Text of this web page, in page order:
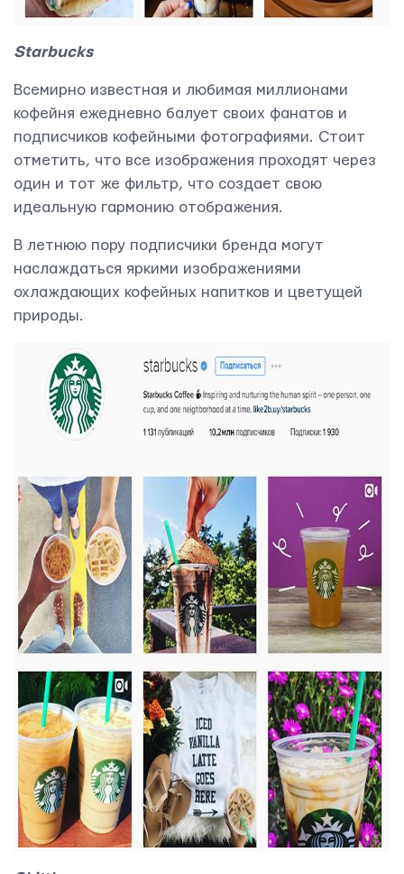
Starbucks
Всемирно известная и любимая миллионами
кофейня ежедневно балует своих фанатов и
подписчиков кофейными фотографиями. Стоит
отметить, что все изображения проходят через
один и тот же фильтр, что создает свою
идеальную гармонию отображения.
В летнюю пору подписчики бренда могут
наслаждаться яркими изображениями
охлаждающих кофейных напитков и цветущей
природы.